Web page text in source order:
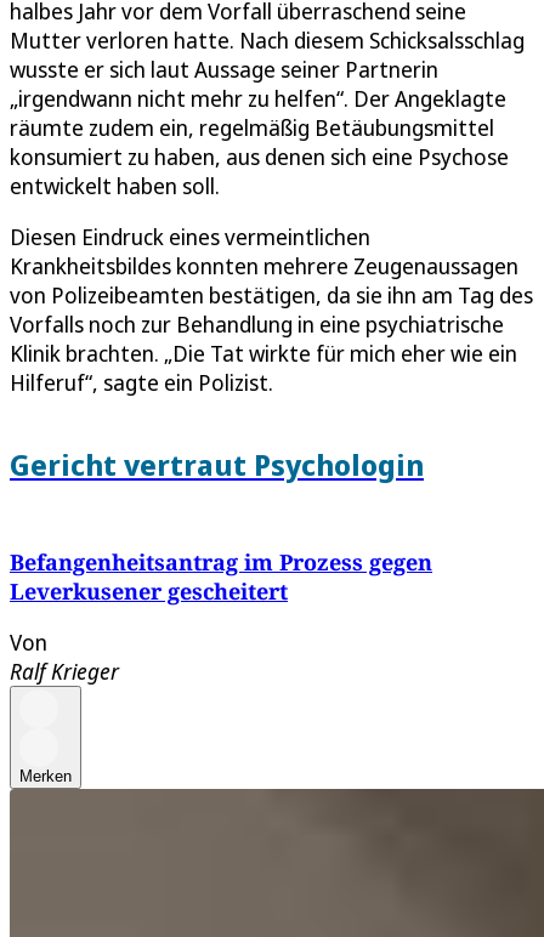
halbes Jahr vor dem Vorfall überraschend seine
Mutter verloren hatte. Nach diesem Schicksalsschlag
wusste er sich laut Aussage seiner Partnerin
„irgendwann nicht mehr zu helfen“. Der Angeklagte
räumte zudem ein, regelmäßig Betäubungsmittel
konsumiert zu haben, aus denen sich eine Psychose
entwickelt haben soll.
Diesen Eindruck eines vermeintlichen
Krankheitsbildes konnten mehrere Zeugenaussagen
von Polizeibeamten bestätigen, da sie ihn am Tag des
Vorfalls noch zur Behandlung in eine psychiatrische
Klinik brachten. „Die Tat wirkte für mich eher wie ein
Hilferuf“, sagte ein Polizist.
Gericht vertraut Psychologin
Befangenheitsantrag im Prozess gegen
Leverkusener gescheitert
Von
Ralf Krieger
Merken